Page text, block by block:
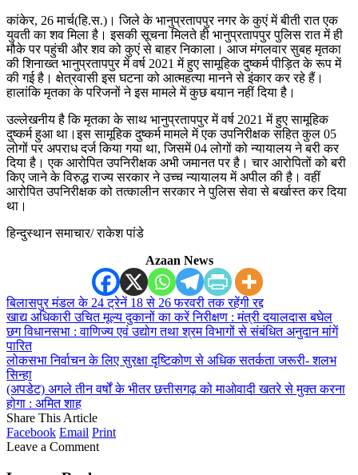
कांकेर, 26 मार्च(हि.स.)। जिले के भानुप्रतापपुर नगर के कुएं में बीती रात एक
युवती का शव मिला है। इसकी सूचना मिलते ही भानुप्रतापपुर पुलिस रात में ही
मौके पर पहुंची और शव को कुएं से बाहर निकाला। आज मंगलवार सुबह मृतका
की शिनाख्त भानुप्रतापपुर में वर्ष 2021 में हुए सामूहिक दुष्कर्म पीड़ित के रूप में
की गई है। क्षेत्रवासी इस घटना को आत्महत्या मानने से इंकार कर रहे हैं।
हालांकि मृतका के परिजनों ने इस मामले में कुछ बयान नहीं दिया है।
उल्लेखनीय है कि मृतका के साथ भानुप्रतापपुर में वर्ष 2021 में हुए सामूहिक
दुष्कर्म हुआ था।इस सामूहिक दुष्कर्म मामले में एक उपनिरीक्षक सहित कुल 05
लोगों पर अपराध दर्ज किया गया था, जिसमें 04 लोगों को न्यायालय ने बरी कर
दिया है। एक आरोपित उपनिरीक्षक अभी जमानत पर है। चार आरोपितों को बरी
किए जाने के विरुद्ध राज्य सरकार ने उच्च न्यायालय में अपील की है। वहीं
आरोपित उपनिरीक्षक को तत्कालीन सरकार ने पुलिस सेवा से बर्खास्त कर दिया
था।
हिन्दुस्थान समाचार/ राकेश पांडे
Azaan News
बिलासपुर मंडल के 24 ट्रेनें 18 से 26 फरवरी तक रहेंगी रद्द
खाद्य अधिकारी उचित मूल्य दुकानों का करें निरीक्षण : मंत्री दयालदास बघेल
छग विधानसभा : वाणिज्य एवं उद्योग तथा श्रम विभागों से संबंधित अनुदान मांगें
पारित
लोकसभा निर्वाचन के लिए सुरक्षा दृष्टिकोण से अधिक सतर्कता जरूरी- शलभ
सिन्हा
(अपडेट) अगले तीन वर्षों के भीतर छत्तीसगढ़ को माओवादी खतरे से मुक्त करना
होगा : अमित शाह
Share This Article
Facebook Email Print
Leave a Comment